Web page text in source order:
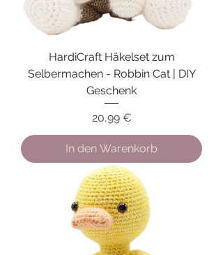
HardiCraft Häkelset zum
Selbermachen - Robbin Cat | DIY
Geschenk
Preis
20,99 €
In den Warenkorb